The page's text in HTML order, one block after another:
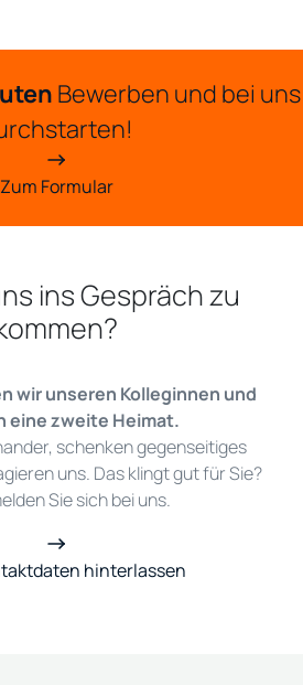
Bewerben und bei uns
Zum Formular
ins Gespräch zu
wir unseren Kolleginnen und
eine zweite Heimat.
schenken gegenseitiges
uns. Das klingt gut für Sie?
Sie sich bei uns.
hinterlassen